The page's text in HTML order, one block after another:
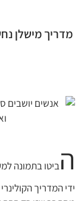
מדריך מישלן
הביטו בתמונה
ידי המדריך